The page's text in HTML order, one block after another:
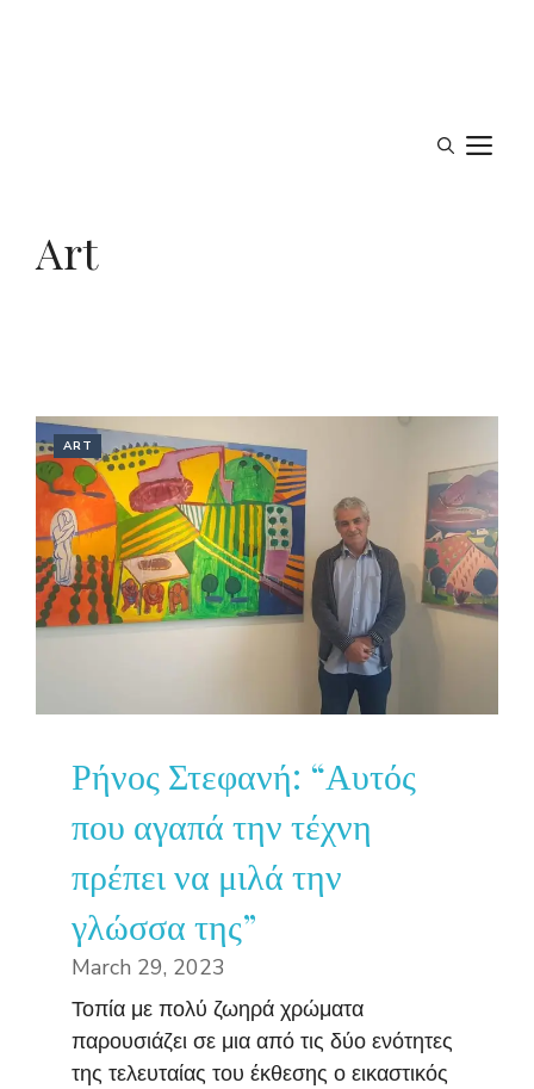
Art
ART
Ρήνος Στεφανή: “Αυτός
που αγαπά την τέχνη
πρέπει να μιλά την
γλώσσα της”
March 29, 2023
Τοπία με πολύ ζωηρά χρώματα
παρουσιάζει σε μια από τις δύο ενότητες
της τελευταίας του έκθεσης ο εικαστικός